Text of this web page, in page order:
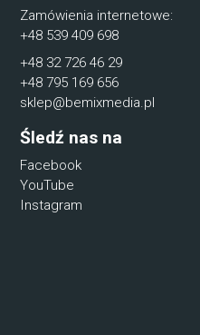
Zamówienia internetowe:
+48 539 409 698
+48 32 726 46 29
+48 795 169 656
sklep@bemixmedia.pl
Śledź nas na
Facebook
YouTube
Instagram